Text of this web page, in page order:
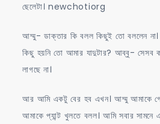
ছেলেটা। newchotiorg
আম্মু- ডাক্তার কি বলল কিছুই তো বললেন না।
কিছু হয়নি তো আমার যাদুটার? আব্বু- সেসব
লাগছে না।
আর আমি একটু বের হব এখন। আম্মু আমাকে
আমাকে প্যান্ট খুলতে বলল। আমি সবার সামনে